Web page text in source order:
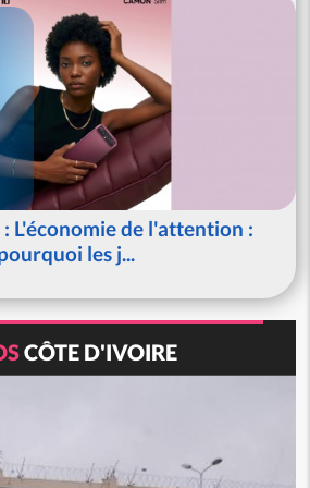
L'économie de l'attention :
les j...
CÔTE D'IVOIRE